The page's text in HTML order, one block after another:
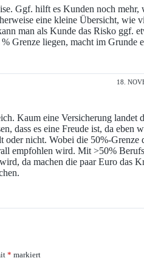
Ggf. hilft es Kunden noch mehr,
eine kleine Übersicht, wie
man als Kunde das Risko ggf.
Grenze liegen, macht im Grunde
18.
Kaum eine Versicherung landet
dass es eine Freude ist, da eben
nicht. Wobei die 50%-Grenze
empfohlen wird. Mit >50%
da machen die paar Euro das
* markiert